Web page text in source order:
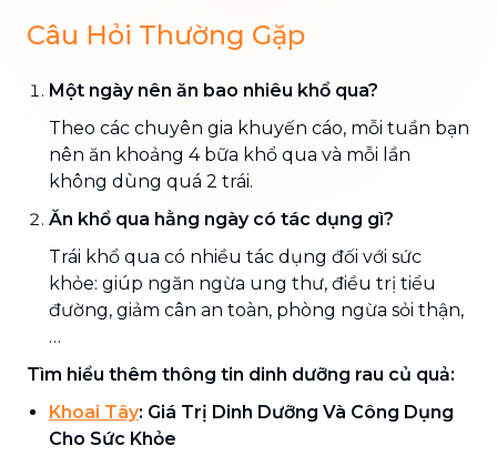
Câu Hỏi Thường Gặp
Một ngày nên ăn bao nhiêu khổ qua?
Theo các chuyên gia khuyến cáo, mỗi tuần bạn
nên ăn khoảng 4 bữa khổ qua và mỗi lần
không dùng quá 2 trái.
Ăn khổ qua hằng ngày có tác dụng gì?
Trái khổ qua có nhiều tác dụng đối với sức
khỏe: giúp ngăn ngừa ung thư, điều trị tiểu
đường, giảm cân an toàn, phòng ngừa sỏi thận,
…
Tìm hiểu thêm thông tin dinh dưỡng rau củ quả:
Khoai Tây: Giá Trị Dinh Dưỡng Và Công Dụng
Cho Sức Khỏe